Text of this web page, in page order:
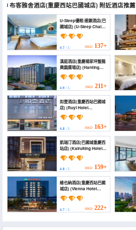
布客雅舍酒店(重慶西站巴國城店) 附近酒店推薦
U-Sleep優眠·連鎖酒店(巴
國城店) (U-Sleep Chain
Hotel (Baguocheng))
4.7 / 5 HKD 137+
漢庭酒店(重慶楊家坪盤龍
奧園廣場店) (Hanting
Hotel (Chongqing
Yangjiaping Panlong
Aoyuan Square
Branch))
4.9 / 5 HKD 211+
如壹酒店(重慶西站巴國城
店) (Ruyi Hotel
(Chongqing West
Station Baguocheng
4.8 / 5 HKD 163+
凱瑞汀酒店(巴國城重慶西
站店) (Kairuiting Hotel
(Baguocheng
Chongqing West
Railway Station))
4.8 / 5 HKD 159+
維也納酒店(重慶西站巴國
城店) (Vienna Hotel
(Chongqing West
Railway Station
Baguocheng))
4.7 / 5 HKD 222+